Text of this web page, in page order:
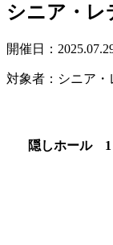
シニア・レ
開催日：
対象者：シニア・
隠しホール 1